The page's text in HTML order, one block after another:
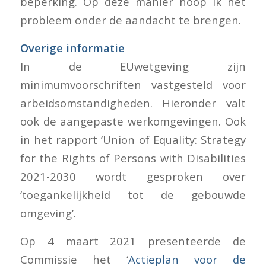
probleem onder de aandacht te brengen.
Overige informatie
In de EUwetgeving zijn
minimumvoorschriften vastgesteld voor
arbeidsomstandigheden. Hieronder valt
ook de aangepaste werkomgevingen. Ook
in het rapport ‘Union of Equality: Strategy
for the Rights of Persons with Disabilities
2021-2030 wordt gesproken over
‘toegankelijkheid tot de gebouwde
omgeving’.
Op 4 maart 2021 presenteerde de
Commissie het ‘Actieplan voor de